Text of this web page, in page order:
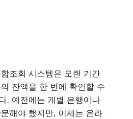
조회 시스템은 오랜 기간
잔액을 한 번에 확인할 수
. 예전에는 개별 은행이나
해야 했지만, 이제는 온라